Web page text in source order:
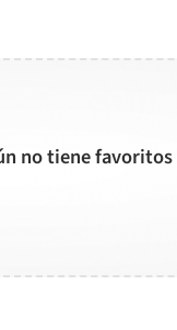
no tiene favoritos